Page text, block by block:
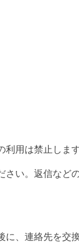
用は禁止します
い。返信など
、連絡先を交